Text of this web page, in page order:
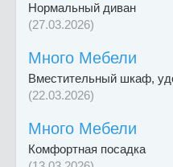
Нормальный диван
(27.03.2026)
Много Мебели
Вместительный шкаф,
(22.03.2026)
Много Мебели
Комфортная посадка